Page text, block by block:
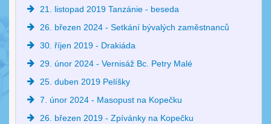
21. listopad 2019 Tanzánie - beseda
26. březen 2024 - Setkání bývalých zaměstnanců
30. říjen 2019 - Drakiáda
29. únor 2024 - Vernisáž Bc. Petry Malé
25. duben 2019 Pelíšky
7. únor 2024 - Masopust na Kopečku
26. březen 2019 - Zpívánky na Kopečku